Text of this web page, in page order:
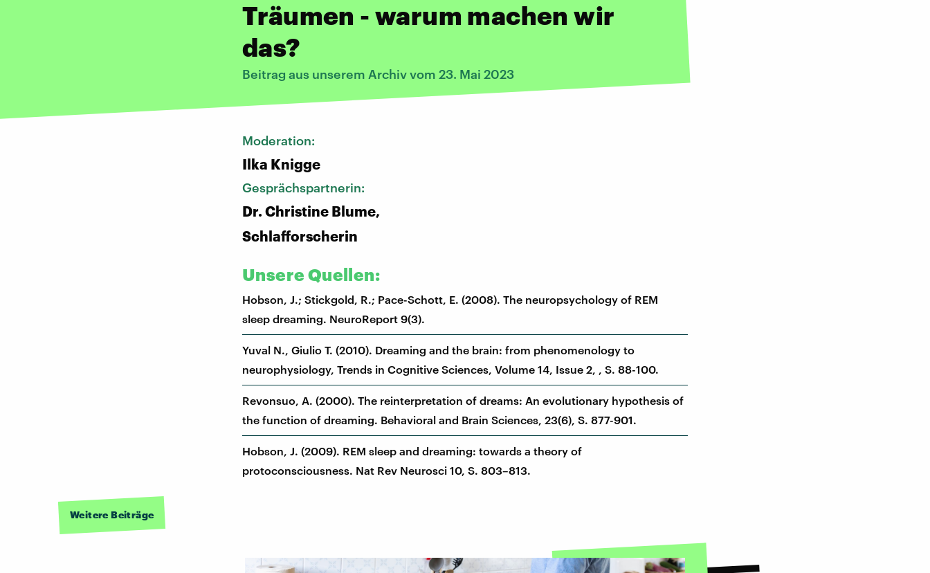
Träumen - warum machen wir
das?
Beitrag aus unserem Archiv vom 23. Mai 2023
Moderation:
Ilka Knigge
Gesprächspartnerin:
Dr. Christine Blume,
Schlafforscherin
Unsere Quellen:
Hobson, J.; Stickgold, R.; Pace-Schott, E. (2008). The neuropsychology of REM
sleep dreaming. NeuroReport 9(3).
Yuval N., Giulio T. (2010). Dreaming and the brain: from phenomenology to
neurophysiology, Trends in Cognitive Sciences, Volume 14, Issue 2, , S. 88-100.
Revonsuo, A. (2000). The reinterpretation of dreams: An evolutionary hypothesis of
the function of dreaming. Behavioral and Brain Sciences, 23(6), S. 877-901.
Hobson, J. (2009). REM sleep and dreaming: towards a theory of
protoconsciousness. Nat Rev Neurosci 10, S. 803–813.
Weitere Beiträge